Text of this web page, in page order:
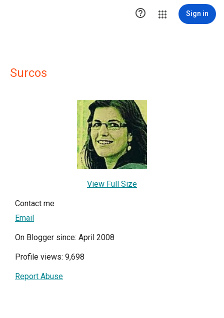
 Sign in
Surcos
View Full Size
Contact me
Email
On Blogger since: April 2008
Profile views: 9,698
Report Abuse